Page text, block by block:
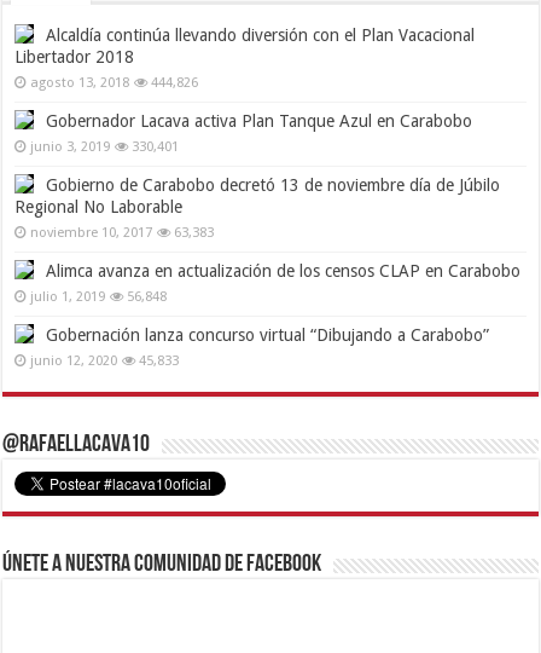
Alcaldía continúa llevando diversión con el Plan Vacacional
Libertador 2018
agosto 13, 2018 444,826
Gobernador Lacava activa Plan Tanque Azul en Carabobo
junio 3, 2019 330,401
Gobierno de Carabobo decretó 13 de noviembre día de Júbilo
Regional No Laborable
noviembre 10, 2017 63,383
Alimca avanza en actualización de los censos CLAP en Carabobo
julio 1, 2019 56,848
Gobernación lanza concurso virtual “Dibujando a Carabobo”
junio 12, 2020 45,833
@RafaelLacava10
Únete a nuestra comunidad de Facebook